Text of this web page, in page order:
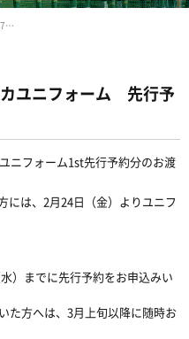
東京ヴェルディ2017レプリカユニフォーム 先行予約分お渡し開始のご案内
ユニフォーム 先行予
ニフォーム1st先行予約分のお渡
には、2月24日（金）よりユニフ
）までに先行予約をお申込みい
た方へは、3月上旬以降に随時お